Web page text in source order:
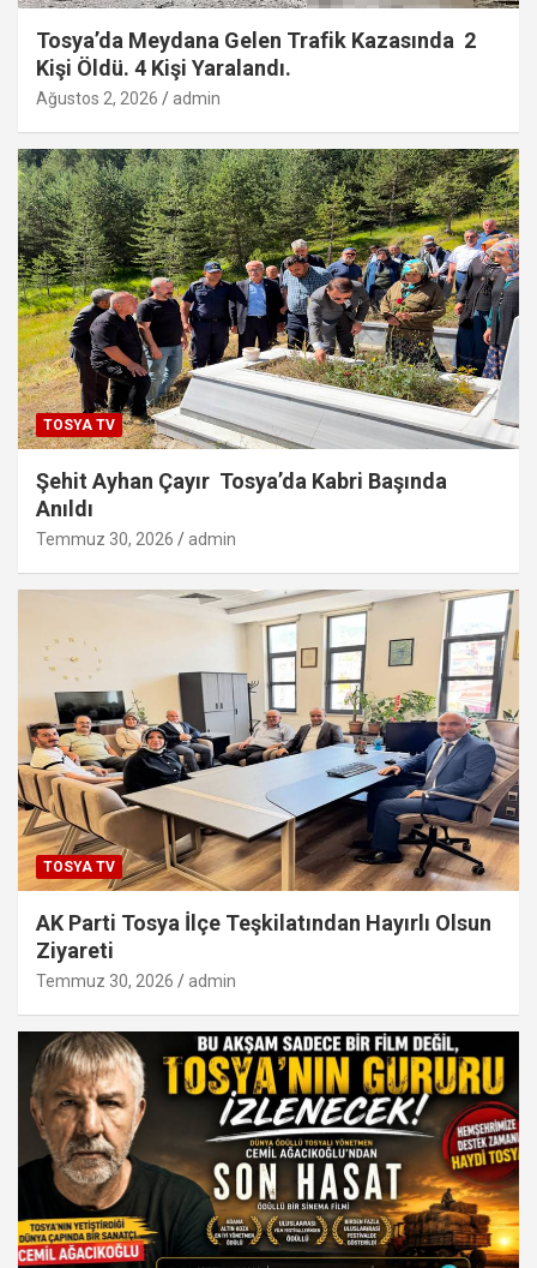
Tosya’da Meydana Gelen Trafik Kazasında 2
Kişi Öldü. 4 Kişi Yaralandı.
Ağustos 2, 2026 admin
TOSYA TV
Şehit Ayhan Çayır Tosya’da Kabri Başında
Anıldı
Temmuz 30, 2026 admin
TOSYA TV
AK Parti Tosya İlçe Teşkilatından Hayırlı Olsun
Ziyareti
Temmuz 30, 2026 admin